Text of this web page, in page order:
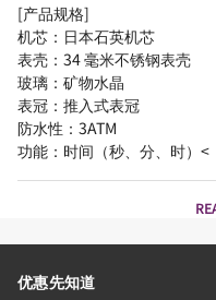
[产品规格]
机芯：日本石英机芯
表壳：34 毫米不锈钢表壳
玻璃：矿物水晶
表冠：推入式表冠
防水性：3ATM
功能：时间（秒、分、时）<
优惠先知道